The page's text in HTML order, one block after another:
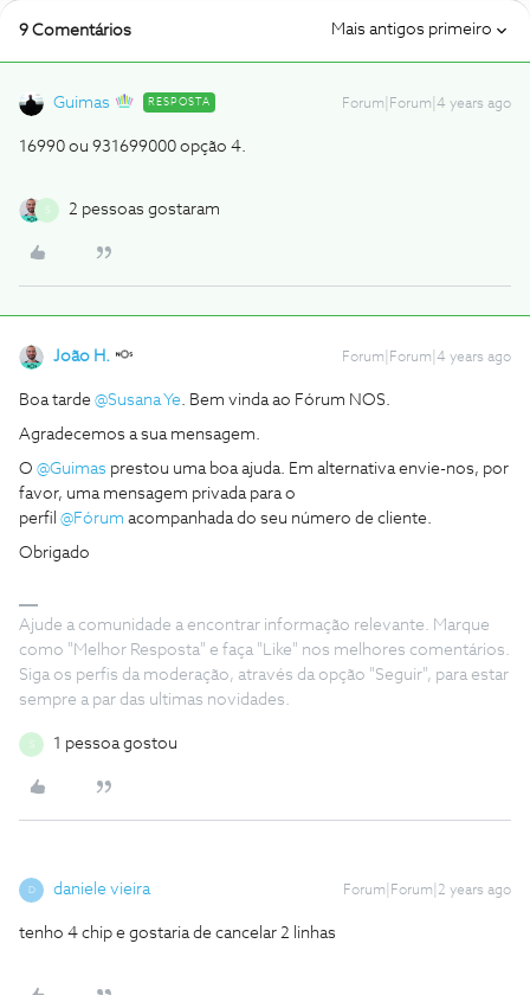
9 Comentários Mais antigos primeiro
Guimas RESPOSTA Forum|Forum|4 years ago
16990 ou 931699000 opção 4.
2 pessoas gostaram
João H. Forum|Forum|4 years ago
Boa tarde @Susana Ye. Bem vinda ao Fórum NOS.
Agradecemos a sua mensagem.
O @Guimas prestou uma boa ajuda. Em alternativa envie-nos, por
favor, uma mensagem privada para o
perfil @Fórum acompanhada do seu número de cliente.
Obrigado
Ajude a comunidade a encontrar informação relevante. Marque
como "Melhor Resposta" e faça "Like" nos melhores comentários.
Siga os perfis da moderação, através da opção "Seguir", para estar
sempre a par das ultimas novidades.
1 pessoa gostou
D daniele vieira Forum|Forum|2 years ago
tenho 4 chip e gostaria de cancelar 2 linhas